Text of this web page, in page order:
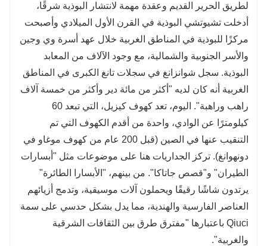
لطريق الحرير القديم وعقدة مهمة لانتشار البوذية شرقًا،
أدخلت تشيوتشي البوذية في القرن الأول الميلادي وأصبحت
مركزًا للبوذية في المناطق الغربية خلال عهد أسرة وي وجين
والأسر الجنوبية والشمالية، مع وجود الآلاف من المعابد
البوذية. سجل شوانزانغ في سجلات تانغ الكبرى في المناطق
الغربية أنه كان لديه "أكثر من مائة دير وأكثر من خمسة آلاف
راهب وراهبة". اليوم، تعد كهوف كيزيل، التي تبعد 60
كيلومترًا عن الوادي، واحدة من أقدم الكهوف التي تم
التنقيب عنها في الصين (قبل 200 عام من كهوف موغاو في
دونهوانغ). تركز الجداريات هنا على موضوعات مثل "أبسارات
الطيران" و"قصص جاتاكا". من بينهم، "الأبسارا الطائرة"
يرتدون شاشًا رقيقًا ويحملون آلات موسيقية، وتدمج أزيائهم
العناصر الفارسية والهندية، مما يدل بشكل حدسي على سمة
Qiuci باعتبارها "مفترق طرق بين الثقافات الشرقية
والغربية".